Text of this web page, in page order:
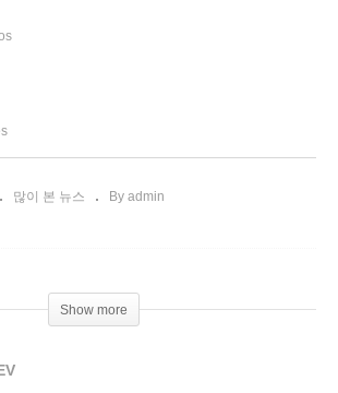
많이 본 뉴스 By admin
Show more